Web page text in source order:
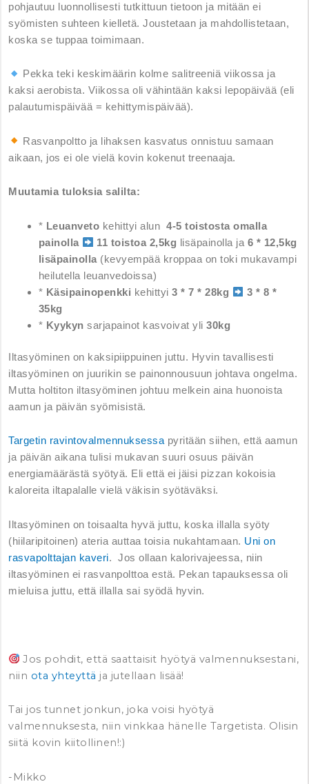
pohjautuu luonnollisesti tutkittuun tietoon ja mitään ei
syömisten suhteen kielletä. Joustetaan ja mahdollistetaan,
koska se tuppaa toimimaan.
Pekka teki keskimäärin kolme salitreeniä viikossa ja
kaksi aerobista. Viikossa oli vähintään kaksi lepopäivää (eli
palautumispäivää = kehittymispäivää).
Rasvanpoltto ja lihaksen kasvatus onnistuu samaan
aikaan, jos ei ole vielä kovin kokenut treenaaja.
Muutamia tuloksia salilta:
* Leuanveto kehittyi alun4-5 toistosta omalla
painolla
11 toistoa 2,5kg lisäpainolla ja 6 * 12,5kg
lisäpainolla (kevyempää kroppaa on toki mukavampi
heilutella leuanvedoissa)
* Käsipainopenkki kehittyi3 * 7 * 28kg
3 * 8 *
35kg
* Kyykyn sarjapainot kasvoivat yli30kg
Iltasyöminen on kaksipiippuinen juttu. Hyvin tavallisesti
iltasyöminen on juurikin se painonnousuun johtava ongelma.
Mutta holtiton iltasyöminen johtuu melkein aina huonoista
aamun ja päivän syömisistä.
Targetin ravintovalmennuksessa pyritään siihen, että aamun
ja päivän aikana tulisi mukavan suuri osuus päivän
energiamäärästä syötyä. Eli että ei jäisi pizzan kokoisia
kaloreita iltapalalle vielä väkisin syötäväksi.
Iltasyöminen on toisaalta hyvä juttu, koska illalla syöty
(hiilaripitoinen) ateria auttaa toisia nukahtamaan. Uni on
rasvapolttajan kaveri. Jos ollaan kalorivajeessa, niin
iltasyöminen ei rasvanpolttoa estä. Pekan tapauksessa oli
mieluisa juttu, että illalla sai syödä hyvin.
Jos pohdit, että saattaisit hyötyä valmennuksestani,
niin ota yhteyttä ja jutellaan lisää!
Tai jos tunnet jonkun, joka voisi hyötyä
valmennuksesta, niin vinkkaa hänelle Targetista. Olisin
siitä kovin kiitollinen!:)
-Mikko